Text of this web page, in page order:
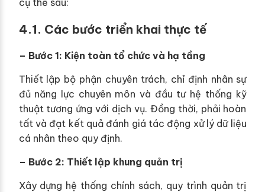
4.1. Các bước triển khai thực tế
– Bước 1: Kiện toàn tổ chức và hạ tầng
Thiết lập bộ phận chuyên trách, chỉ định nhân sự
đủ năng lực chuyên môn và đầu tư hệ thống kỹ
thuật tương ứng với dịch vụ. Đồng thời, phải hoàn
tất và đạt kết quả đánh giá tác động xử lý dữ liệu
cá nhân theo quy định.
– Bước 2: Thiết lập khung quản trị
Xây dựng hệ thống chính sách, quy trình quản trị